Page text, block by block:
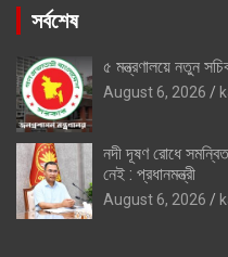
সর্বশেষ
৫ মন্ত্রণালয়ে নতুন
August 6, 2026
নদী দূষণ রোধে
নেই : প্রধানমন্ত্রী
August 6, 2026